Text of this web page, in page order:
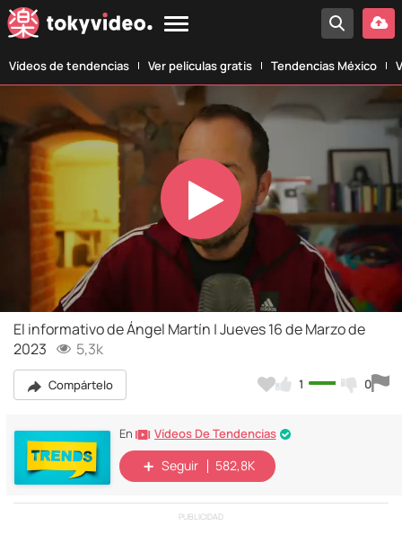
Vídeos de tendencias Ver películas gratis Tendencias México
Play
Video
El informativo de Ángel Martín | Jueves 16 de Marzo de
2023
5,3k
Compártelo 1 0
En Vídeos De Tendencias
Seguir 582,8K
PUBLICIDAD